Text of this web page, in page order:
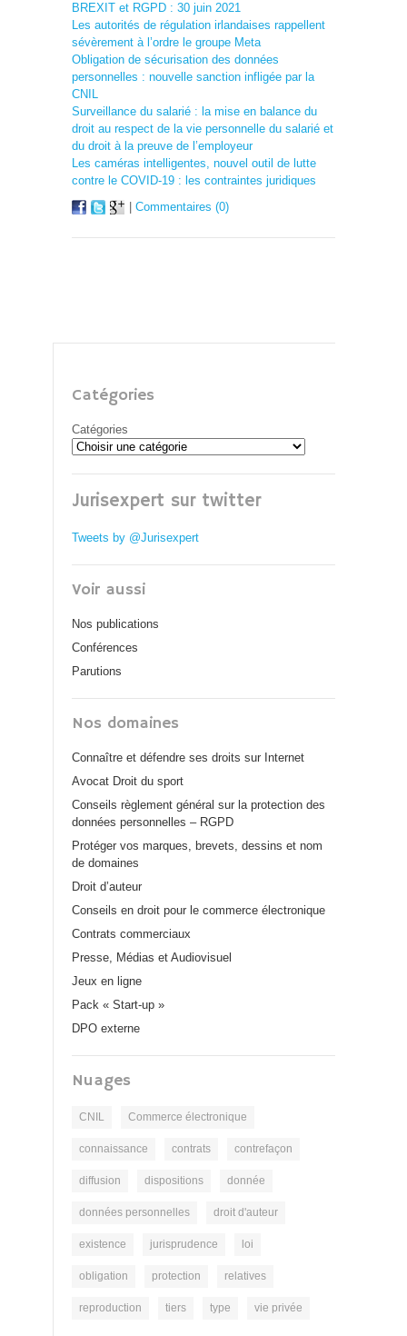
BREXIT et RGPD : 30 juin 2021
Les autorités de régulation irlandaises rappellent
sévèrement à l’ordre le groupe Meta
Obligation de sécurisation des données
personnelles : nouvelle sanction infligée par la
CNIL
Surveillance du salarié : la mise en balance du
droit au respect de la vie personnelle du salarié et
du droit à la preuve de l’employeur
Les caméras intelligentes, nouvel outil de lutte
contre le COVID-19 : les contraintes juridiques
Commentaires (0)
Catégories
Catégories
Jurisexpert sur twitter
Tweets by @Jurisexpert
Voir aussi
Nos publications
Conférences
Parutions
Nos domaines
Connaître et défendre ses droits sur Internet
Avocat Droit du sport
Conseils règlement général sur la protection des
données personnelles – RGPD
Protéger vos marques, brevets, dessins et nom
de domaines
Droit d’auteur
Conseils en droit pour le commerce électronique
Contrats commerciaux
Presse, Médias et Audiovisuel
Jeux en ligne
Pack « Start-up »
DPO externe
Nuages
CNIL Commerce électronique
connaissance contrats contrefaçon
diffusion dispositions donnée
données personnelles droit d'auteur
existence jurisprudence loi
obligation protection relatives
reproduction tiers type vie privée